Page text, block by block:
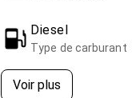
Diesel
Type de carburant
Voir plus